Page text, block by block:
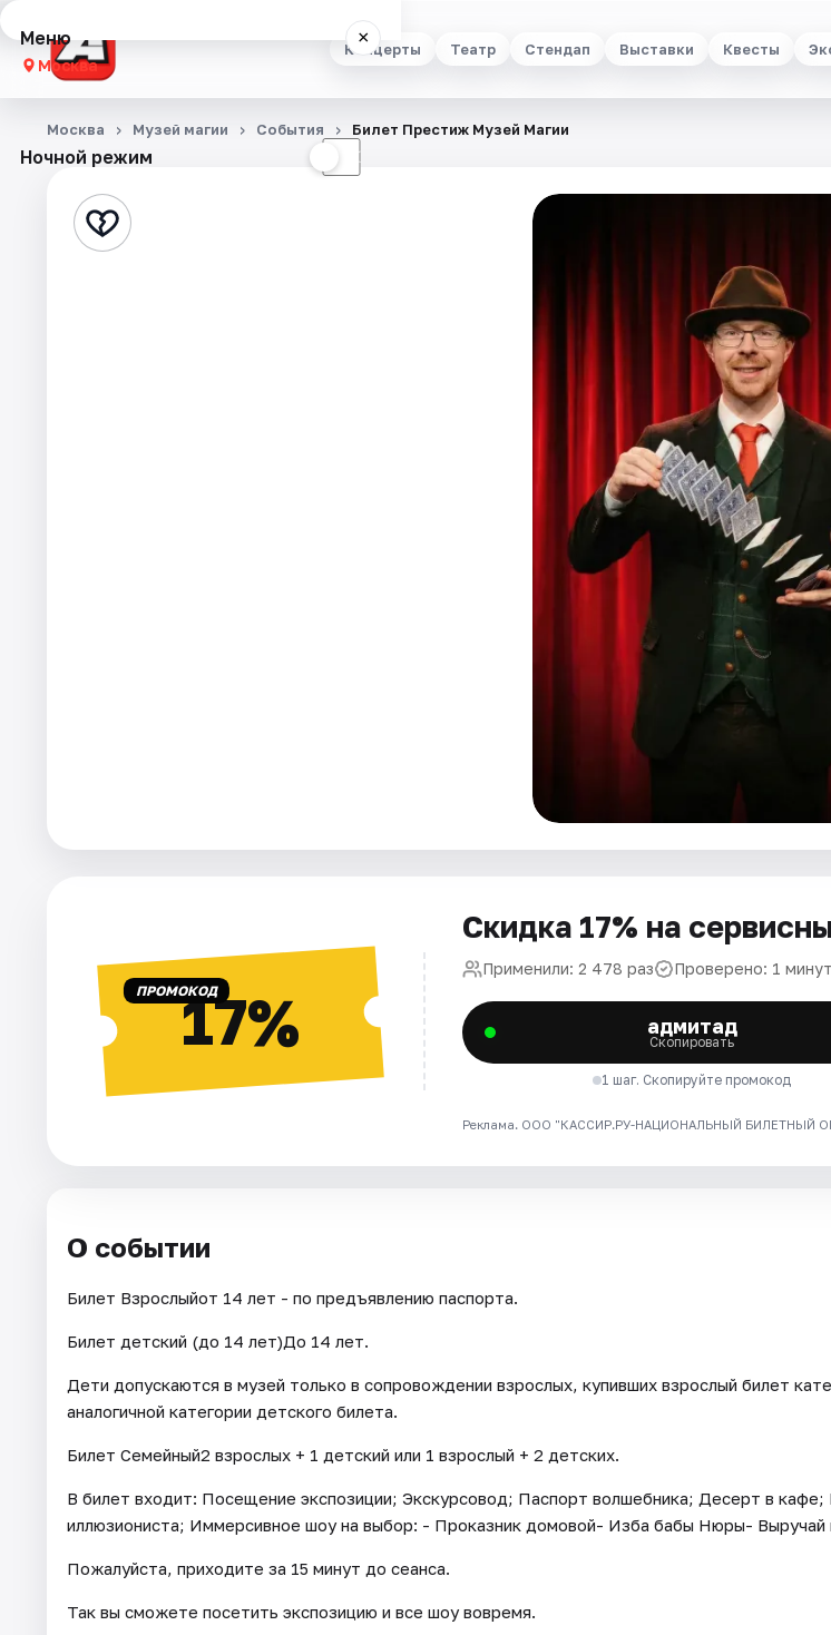
Концерты Театр Стендап Выставки Квесты
Меню ×
Москва
Концерты
Стендап
Ночной режим ☾
Москва Музей магии События Билет Престиж Музей Магии
ПРОМОКОД17%
Скидка 17% на
Применили: 2 478 раз Проверено: 1
адмитад
Скопировать
1 шаг. Скопируйте промокод
Реклама. ООО "КАССИР.РУ-НАЦИОНАЛЬНЫЙ БИЛЕТНЫЙ
О событии
Билет Взрослыйот 14 лет - по предъявлению паспорта.
Билет детский (до 14 лет)До 14 лет.
Дети допускаются в музей только в сопровождении взрослых, купивших взрослый билет
аналогичной категории детского билета.
Билет Семейный2 взрослых + 1 детский или 1 взрослый + 2 детских.
В билет входит: Посещение экспозиции; Экскурсовод; Паспорт волшебника; Десерт в
иллюзиониста; Иммерсивное шоу на выбор: - Проказник домовой- Изба бабы Нюры- Выручай
Пожалуйста, приходите за 15 минут до сеанса.
Так вы сможете посетить экспозицию и все шоу вовремя.